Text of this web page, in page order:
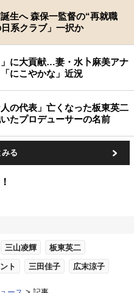
生へ 森保一監督の“再就職
系クラブ」一択か
に大貢献…妻・水卜麻美アナ
にこやかな」近況
の代表」亡くなった板東英二
たプロデューサーの名前
みる
三山凌輝 板東英二
ト 三田佳子 広末涼子